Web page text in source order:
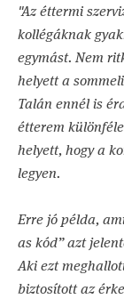
"Az éttermi
kollégáknak
egymást. Nem
helyett a
Talán ennél is
étterem
helyett, hogy a
legyen.
Erre jó példa,
as kód” azt
Aki ezt
biztosított az